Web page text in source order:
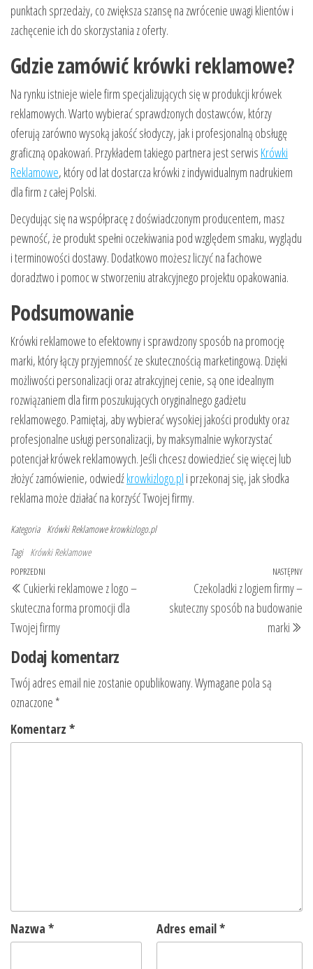
punktach sprzedaży, co zwiększa szansę na zwrócenie uwagi klientów i
zachęcenie ich do skorzystania z oferty.
Gdzie zamówić krówki reklamowe?
Na rynku istnieje wiele firm specjalizujących się w produkcji krówek
reklamowych. Warto wybierać sprawdzonych dostawców, którzy
oferują zarówno wysoką jakość słodyczy, jak i profesjonalną obsługę
graficzną opakowań. Przykładem takiego partnera jest serwis Krówki
Reklamowe, który od lat dostarcza krówki z indywidualnym nadrukiem
dla firm z całej Polski.
Decydując się na współpracę z doświadczonym producentem, masz
pewność, że produkt spełni oczekiwania pod względem smaku, wyglądu
i terminowości dostawy. Dodatkowo możesz liczyć na fachowe
doradztwo i pomoc w stworzeniu atrakcyjnego projektu opakowania.
Podsumowanie
Krówki reklamowe to efektowny i sprawdzony sposób na promocję
marki, który łączy przyjemność ze skutecznością marketingową. Dzięki
możliwości personalizacji oraz atrakcyjnej cenie, są one idealnym
rozwiązaniem dla firm poszukujących oryginalnego gadżetu
reklamowego. Pamiętaj, aby wybierać wysokiej jakości produkty oraz
profesjonalne usługi personalizacji, by maksymalnie wykorzystać
potencjał krówek reklamowych. Jeśli chcesz dowiedzieć się więcej lub
złożyć zamówienie, odwiedźkrowkizlogo.pl i przekonaj się, jak słodka
reklama może działać na korzyść Twojej firmy.
Kategoria Krówki Reklamowe krowkizlogo.pl
Tagi Krówki Reklamowe
Nawigacja
wpisu
Poprzedni
wpis
POPRZEDNI
Cukierki reklamowe z logo –
skuteczna forma promocji dla
Twojej firmy
NASTĘPNY
Czekoladki z logiem firmy –
skuteczny sposób na budowanie
marki
Dodaj komentarz
Twój adres email nie zostanie opublikowany.Wymagane pola są
oznaczone *
Komentarz *
Nazwa * Adres email*